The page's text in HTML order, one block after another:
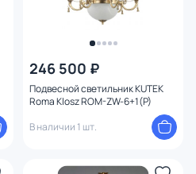
246 500 ₽
Подвесной светильник KUTEK
Roma Klosz ROM-ZW-6+1(P)
В наличии 1 шт.